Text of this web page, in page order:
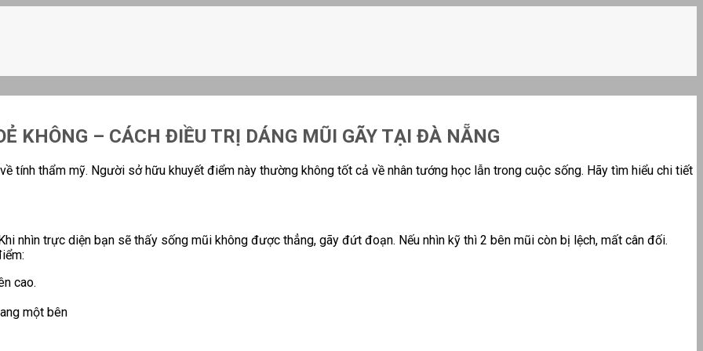
KHÔNG – CÁCH ĐIỀU TRỊ DÁNG MŨI GÃY TẠI ĐÀ NẴNG
tính thẩm mỹ. Người sở hữu khuyết điểm này thường không tốt cả về nhân tướng học lẫn trong cuộc sống. Hãy tìm hiểu chi tiết
nhìn trực diện bạn sẽ thấy sống mũi không được thẳng, gãy đứt đoạn. Nếu nhìn kỹ thì 2 bên mũi còn bị lệch, mất cân đối.
cao.
một bên